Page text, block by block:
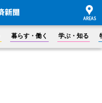
暮らす・働く 学ぶ・知る